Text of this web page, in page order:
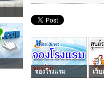
จองโรงแรม เว็